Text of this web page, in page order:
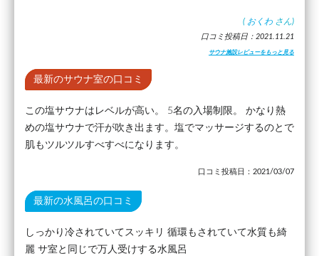
( おくわ さん)
口コミ投稿日：2021.11.21
サウナ施設レビューをもっと見る
最新のサウナ室の口コミ
この塩サウナはレベルが高い。 5名の入場制限。 かなり熱
めの塩サウナで汗が吹き出ます。塩でマッサージするのとで
肌もツルツルすべすべになります。
口コミ投稿日：2021/03/07
最新の水風呂の口コミ
しっかり冷されていてスッキリ 循環もされていて水質も綺
麗 サ室と同じで万人受けする水風呂